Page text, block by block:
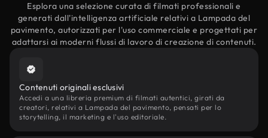
Esplora una selezione curata di filmati professionali e
generati dall'intelligenza artificiale relativi a Lampada del
pavimento, autorizzati per l'uso commerciale e progettati per
adattarsi ai moderni flussi di lavoro di creazione di contenuti.
Contenuti originali esclusivi
Accedi a una libreria premium di filmati autentici, girati da
creatori, relativi a Lampada del pavimento, pensati per lo
storytelling, il marketing e l'uso editoriale.